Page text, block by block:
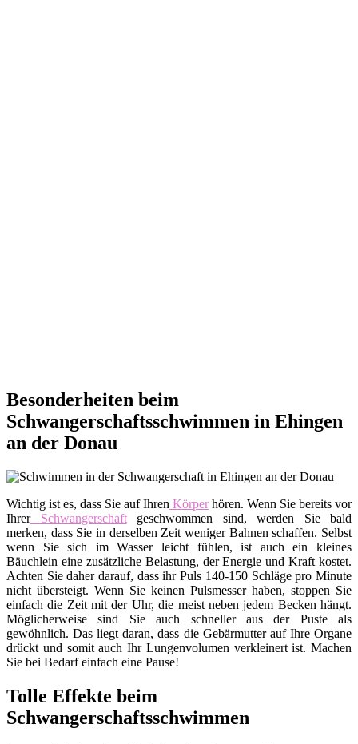
Besonderheiten beim
Schwangerschaftsschwimmen in Ehingen
an der Donau
Wichtig ist es, dass Sie auf Ihren Körperhören. Wenn Sie bereits vor
IhrerSchwangerschaftgeschwommen sind, werden Sie bald
merken, dass Sie in derselben Zeit weniger Bahnen schaffen. Selbst
wenn Sie sich im Wasser leicht fühlen, ist auch ein kleines
Bäuchlein eine zusätzliche Belastung, der Energie und Kraft kostet.
Achten Sie daher darauf, dass ihr Puls 140-150 Schläge pro Minute
nicht übersteigt. Wenn Sie keinen Pulsmesser haben, stoppen Sie
einfach die Zeit mit der Uhr, die meist neben jedem Becken hängt.
Möglicherweise sind Sie auch schneller aus der Puste als
gewöhnlich. Das liegt daran, dass die Gebärmutter auf Ihre Organe
drückt und somit auch Ihr Lungenvolumen verkleinert ist. Machen
Sie bei Bedarf einfach eine Pause!
Tolle Effekte beim
Schwangerschaftsschwimmen